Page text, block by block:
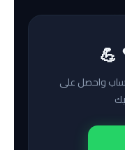
💪
واحصل على